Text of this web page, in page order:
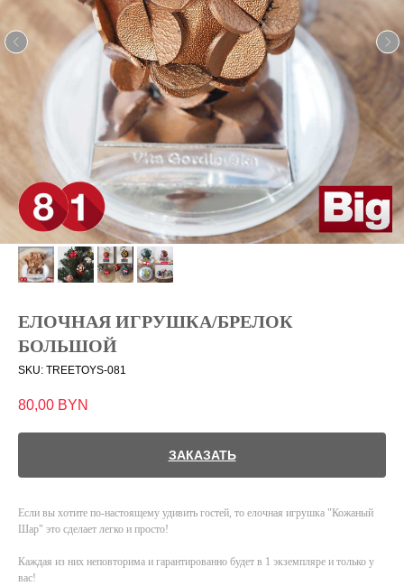
ЕЛОЧНАЯ ИГРУШКА/БРЕЛОК
БОЛЬШОЙ
SKU: TREETOYS-081
80,00 BYN
ЗАКАЗАТЬ
Если вы хотите по-настоящему удивить гостей, то елочная игрушка "Кожаный
Шар" это сделает легко и просто!
Каждая из них неповторима и гарантированно будет в 1 экземпляре и только у
вас!